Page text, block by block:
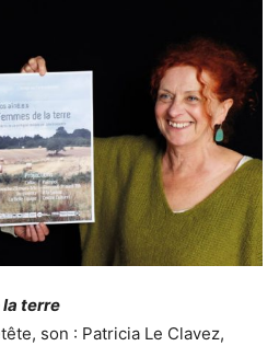
la terre
son : Patricia Le Clavez,